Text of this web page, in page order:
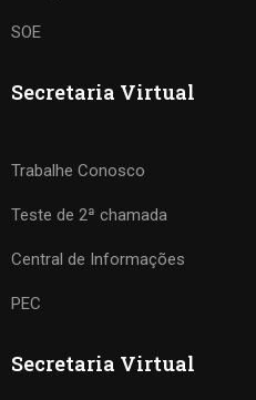
SOE
Secretaria Virtual
Trabalhe Conosco
Teste de 2ª chamada
Central de Informações
PEC
Secretaria Virtual